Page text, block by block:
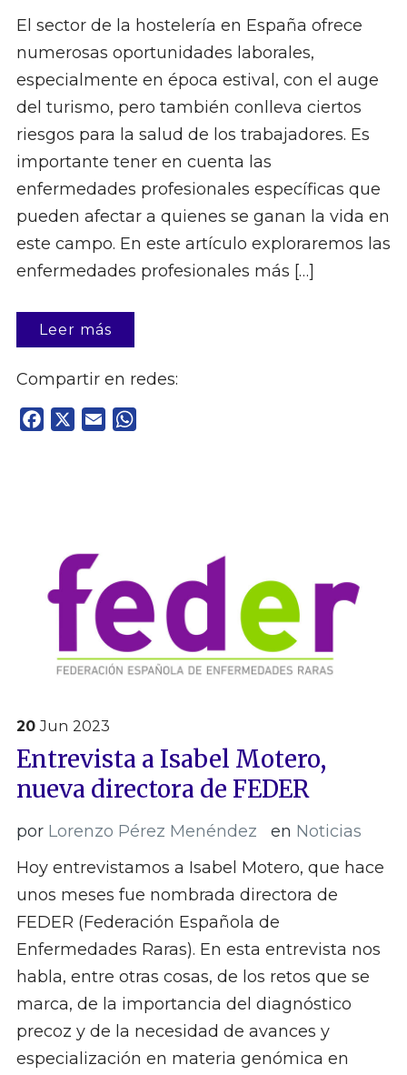
El sector de la hostelería en España ofrece
numerosas oportunidades laborales,
especialmente en época estival, con el auge
del turismo, pero también conlleva ciertos
riesgos para la salud de los trabajadores. Es
importante tener en cuenta las
enfermedades profesionales específicas que
pueden afectar a quienes se ganan la vida en
este campo. En este artículo exploraremos las
enfermedades profesionales más […]
Leer más
Compartir en redes:
Facebook Email
20 Jun 2023
Entrevista a Isabel Motero,
nueva directora de FEDER
por Lorenzo Pérez Menéndez en Noticias
Hoy entrevistamos a Isabel Motero, que hace
unos meses fue nombrada directora de
FEDER (Federación Española de
Enfermedades Raras). En esta entrevista nos
habla, entre otras cosas, de los retos que se
marca, de la importancia del diagnóstico
precoz y de la necesidad de avances y
especialización en materia genómica en